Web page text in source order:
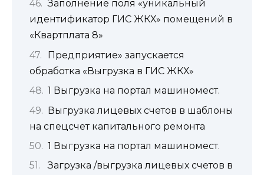
Заполнение поля «уникальный
идентификатор ГИС ЖКХ» помещений в
«Квартплата 8»
Предприятие» запускается
обработка «Выгрузка в ГИС ЖКХ»
1 Выгрузка на портал машиномест.
Выгрузка лицевых счетов в шаблоны
на спецсчет капитального ремонта
1 Выгрузка на портал машиномест.
Загрузка /выгрузка лицевых счетов в